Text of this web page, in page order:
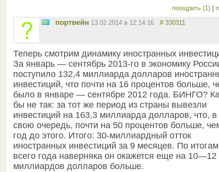
поощрить (1)
портвейн 13.02.2014 в 12:14:16 # 330311
Теперь смотрим динамику иностранных
За январь — сентябрь 2013-го в экономику
поступило 132,4 миллиарда долларов
инвестиций, что почти на 16 процентов больше,
было в январе — сентябре 2012 года. БИНГО?
бы не так: за тот же период из страны вывезли
инвестиций на 163,3 миллиарда долларов, что, в
свою очередь, почти на 50 процентов больше,
год до этого. Итого: 30-миллиардный отток
иностранных инвестиций за 9 месяцев. По итогам
всего года наверняка он окажется еще на 10—12
миллиардов долларов больше.